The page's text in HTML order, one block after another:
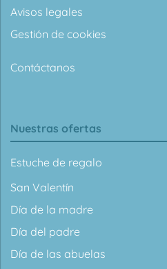
Avisos legales
Gestión de cookies
Contáctanos
Nuestras ofertas
Estuche de regalo
San Valentín
Día de la madre
Día del padre
Día de las abuelas